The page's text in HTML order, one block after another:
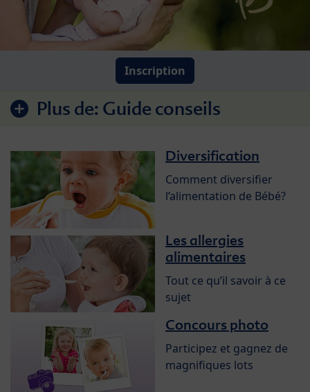
Inscription
Plus de: Guide conseils
Diversification
Comment diversifier
l’alimentation de Bébé?
Les allergies
alimentaires
Tout ce qu’il savoir à ce
sujet
Concours photo
Participez et gagnez de
magnifiques lots